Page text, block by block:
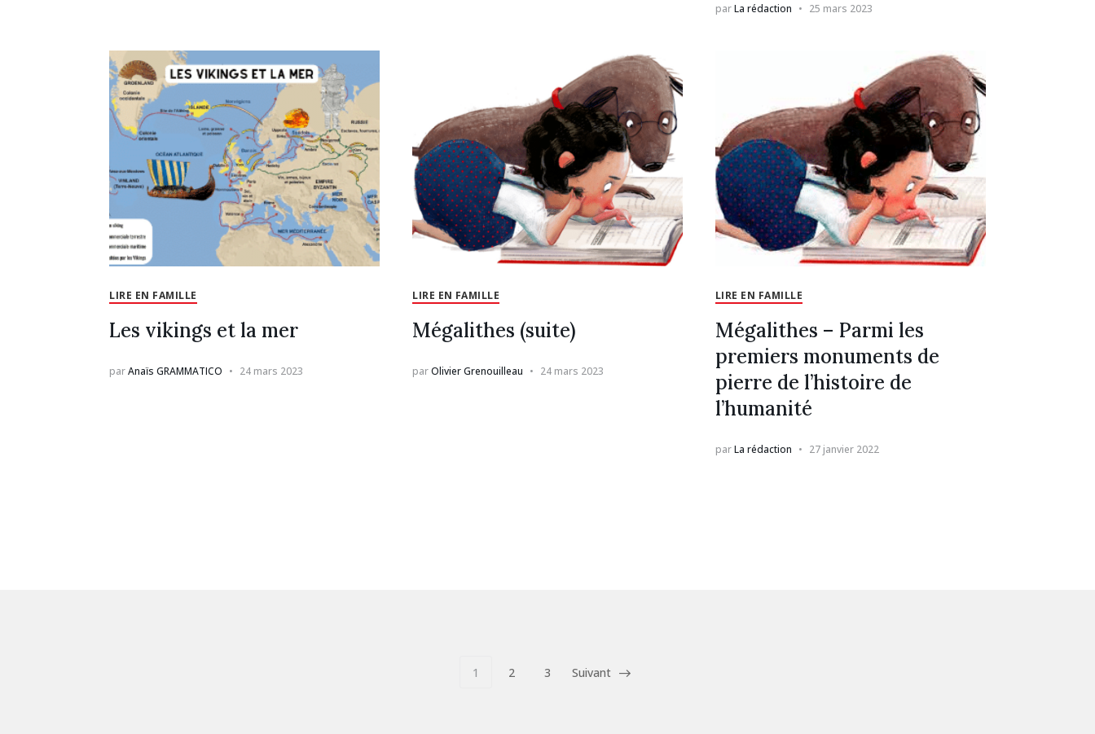
parLa rédaction 25 mars 2023
LIRE EN FAMILLE
Les vikings et la mer
par Anaïs GRAMMATICO 24 mars 2023
LIRE EN FAMILLE
Mégalithes (suite)
parOlivier Grenouilleau 24 mars 2023
LIRE EN FAMILLE
Mégalithes – Parmi les
premiers monuments de
pierre de l’histoire de
l’humanité
parLa rédaction 27 janvier 2022
1 2 3 Suivant